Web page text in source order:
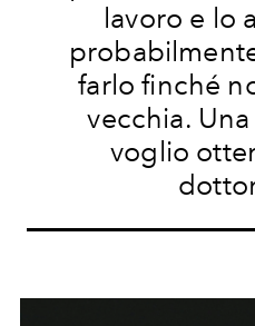
lavoro e lo
farlo finché
vecchia.
voglio